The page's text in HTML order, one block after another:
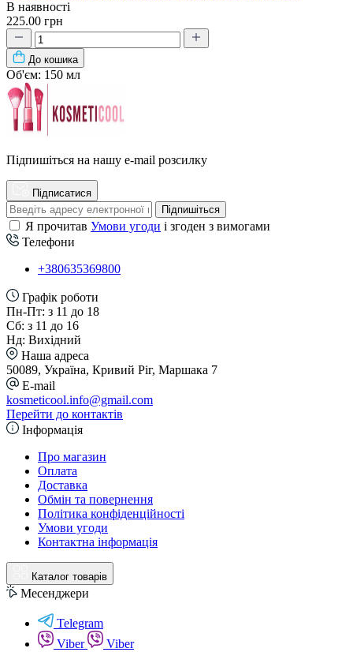
В наявності
225.00 грн
До кошика
Об'єм: 150 мл
Підпишіться на нашу e-mail розсилку
Підписатися
Підпишіться
Я прочитав Умови угоди і згоден з вимогами
Телефони
+380635369800
Графік роботи
Пн-Пт: з 11 до 18
Сб: з 11 до 16
Нд: Вихідний
Наша адреса
50089, Україна, Кривий Ріг, Маршака 7
E-mail
kosmeticool.info@gmail.com
Перейти до контактів
Інформація
Про магазин
Оплата
Доставка
Обмін та повернення
Політика конфіденційності
Умови угоди
Контактна інформація
Каталог товарів
Месенджери
Telegram
Viber
Viber